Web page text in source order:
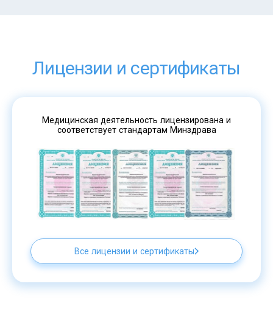
Лицензии и сертификаты
Медицинская деятельность лицензирована и
соответствует стандартам Минздрава
Все лицензии и сертификаты